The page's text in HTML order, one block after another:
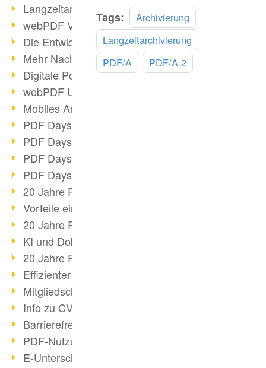
Langzeitarchivierung mit PDF/A
webPDF Video - Behind the Scenes
Die Entwicklung von PDF/X
Mehr Nachhaltigkeit durch PDF
Digitale Post als PDF/A
webPDF Update 8.0.0.2531
Mobiles Arbeiten mit PDF
PDF Days 2022 Themenblock 3
PDF Days 2022 Themenblock 2
PDF Days 2022 Themenblock 1
PDF Days Europe 2022
20 Jahre PDF/X (Teil 3)
Vorteile einer PDF-Businesslösung
20 Jahre PDF/X (Teil 2)
KI und Dokumenten-Management
20 Jahre PDF/X (Teil 1)
Effizienter Dokumenten Workflow
Mitgliedschaft PDF Association
Info zu CVE-2022-22965
Barrierefreiheit mehr als Inklusion
PDF-Nutzung durch Pandemie
E-Unterschriften für Verwaltung
Tags:
Archivierung
Langzeitarchivierung
PDF/A
PDF/A-2